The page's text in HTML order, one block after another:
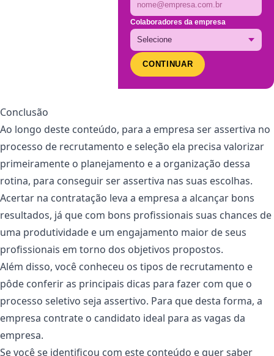
Colaboradores da empresa
CONTINUAR
Conclusão
Ao longo deste conteúdo, para a empresa ser assertiva no
processo de recrutamento e seleção ela precisa valorizar
primeiramente o planejamento e a organização dessa
rotina, para conseguir ser assertiva nas suas escolhas.
Acertar na contratação leva a empresa a alcançar bons
resultados, já que com bons profissionais suas chances de
uma produtividade e um engajamento maior de seus
profissionais em torno dos objetivos propostos.
Além disso, você conheceu os tipos de recrutamento e
pôde conferir as principais dicas para fazer com que o
processo seletivo seja assertivo. Para que desta forma, a
empresa contrate o candidato ideal para as vagas da
empresa.
Se você se identificou com este conteúdo e quer saber